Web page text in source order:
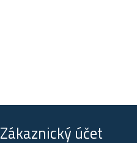
Zákaznický účet